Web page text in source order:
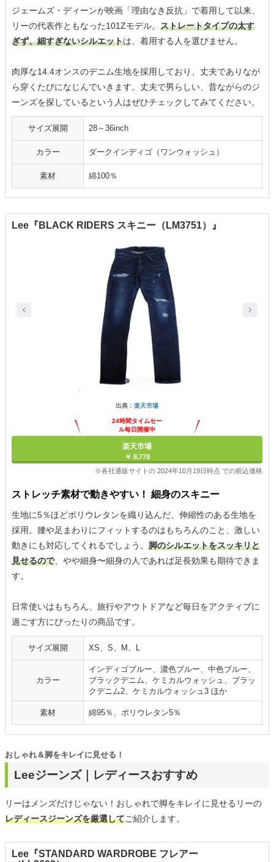
ジェームズ・ディーンが映画「理由なき反抗」で着用して以来、
リーの代表作ともなった101Zモデル。 ストレートタイプの太す
ぎず、細すぎないシルエットは、着用する人を選びません。
肉厚な14.4オンスのデニム生地を採用しており、丈夫でありなが
ら穿くたびになじんでいきます。丈夫で男らしい、昔ながらのジ
ーンズを探しているという人はぜひチェックしてみてください。
サイズ展開 28～36inch
カラー ダークインディゴ（ワンウォッシュ）
素材 綿100％
Lee『BLACK RIDERS スキニー（LM3751）』
出典： 楽天市場
24時間タイムセー
ル毎日開催中
楽天市場
￥ 8,778
※各社通販サイトの 2024年10月19日時点 での税込価格
ストレッチ素材で動きやすい！ 細身のスキニー
生地に5％ほどポリウレタンを織り込んだ、伸縮性のある生地を
採用。腰や足まわりにフィットするのはもちろんのこと、激しい
動きにも対応してくれるでしょう。 脚のシルエットをスッキリと
見せるので、やや細身〜細身の人であれば足長効果も期待できま
す。
日常使いはもちろん、旅行やアウトドアなど毎日をアクティブに
過ごす方にぴったりの商品です。
サイズ展開 XS、S、M、L
カラー
インディゴブルー、濃色ブルー、中色ブルー、
ブラックデニム、ケミカルウォッシュ、ブラッ
クデニム2、ケミカルウォッシュ3 ほか
素材 綿95％、ポリウレタン5％
Leeジーンズ｜レディースおすすめ
おしゃれ＆脚をキレイに見せる！
リーはメンズだけじゃない！おしゃれで脚をキレイに見せるリーの
レディースジーンズを厳選してご紹介します。
Lee『STANDARD WARDROBE フレアー